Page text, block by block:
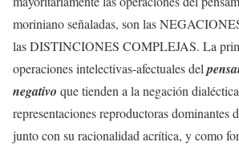
moriniano señaladas, son las
las DISTINCIONES COMPLEJAS. La
operaciones intelectivas-afectuales del
negativo que tienden a la negación
representaciones reproductoras dominantes
junto con su racionalidad acrítica, y como